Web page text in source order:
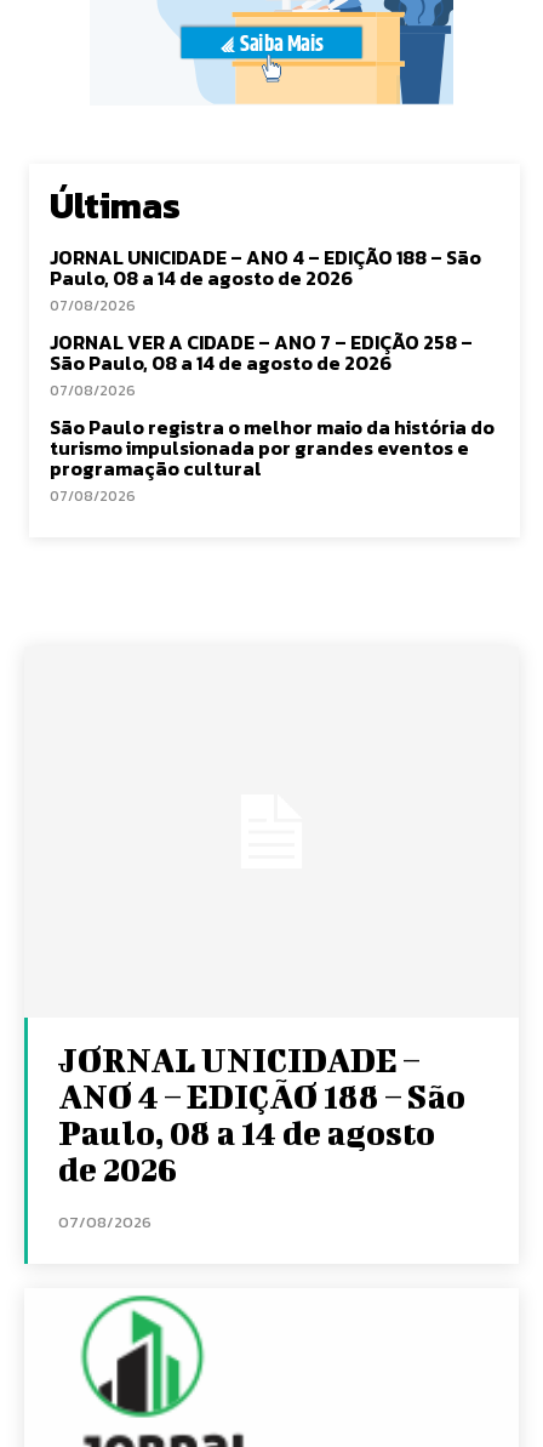
Últimas
JORNAL UNICIDADE – ANO 4 – EDIÇÃO 188 – São
Paulo, 08 a 14 de agosto de 2026
07/08/2026
JORNAL VER A CIDADE – ANO 7 – EDIÇÃO 258 –
São Paulo, 08 a 14 de agosto de 2026
07/08/2026
São Paulo registra o melhor maio da história do
turismo impulsionada por grandes eventos e
programação cultural
07/08/2026
JORNAL UNICIDADE –
ANO 4 – EDIÇÃO 188 – São
Paulo, 08 a 14 de agosto
de 2026
07/08/2026